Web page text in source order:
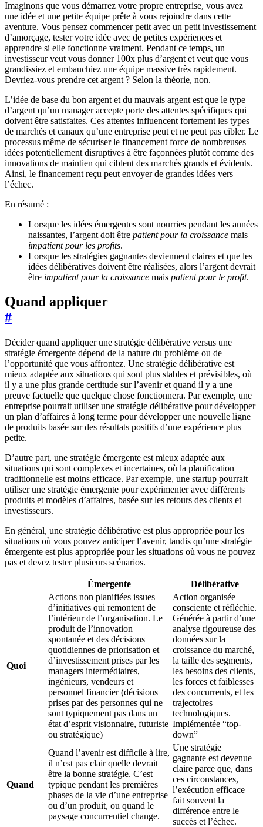
Imaginons que vous démarrez votre propre entreprise, vous avez
une idée et une petite équipe prête à vous rejoindre dans cette
aventure. Vous pensez commencer petit avec un petit investissement
d’amorçage, tester votre idée avec de petites expériences et
apprendre si elle fonctionne vraiment. Pendant ce temps, un
investisseur veut vous donner 100x plus d’argent et veut que vous
grandissiez et embauchiez une équipe massive très rapidement.
Devriez-vous prendre cet argent ? Selon la théorie, non.
L’idée de base du bon argent et du mauvais argent est que le type
d’argent qu’un manager accepte porte des attentes spécifiques qui
doivent être satisfaites. Ces attentes influencent fortement les types
de marchés et canaux qu’une entreprise peut et ne peut pas cibler. Le
processus même de sécuriser le financement force de nombreuses
idées potentiellement disruptives à être façonnées plutôt comme des
innovations de maintien qui ciblent des marchés grands et évidents.
Ainsi, le financement reçu peut envoyer de grandes idées vers
l’échec.
En résumé :
Lorsque les idées émergentes sont nourries pendant les années
naissantes, l’argent doit être patient pour la croissance mais
impatient pour les profits.
Lorsque les stratégies gagnantes deviennent claires et que les
idées délibératives doivent être réalisées, alors l’argent devrait
être impatient pour la croissance mais patient pour le profit.
Quand appliquer
#
Décider quand appliquer une stratégie délibérative versus une
stratégie émergente dépend de la nature du problème ou de
l’opportunité que vous affrontez. Une stratégie délibérative est
mieux adaptée aux situations qui sont plus stables et prévisibles, où
il y a une plus grande certitude sur l’avenir et quand il y a une
preuve factuelle que quelque chose fonctionnera. Par exemple, une
entreprise pourrait utiliser une stratégie délibérative pour développer
un plan d’affaires à long terme pour développer une nouvelle ligne
de produits basée sur des résultats positifs d’une expérience plus
petite.
D’autre part, une stratégie émergente est mieux adaptée aux
situations qui sont complexes et incertaines, où la planification
traditionnelle est moins efficace. Par exemple, une startup pourrait
utiliser une stratégie émergente pour expérimenter avec différents
produits et modèles d’affaires, basée sur les retours des clients et
investisseurs.
En général, une stratégie délibérative est plus appropriée pour les
situations où vous pouvez anticiper l’avenir, tandis qu’une stratégie
émergente est plus appropriée pour les situations où vous ne pouvez
pas et devez tester plusieurs scénarios.
Émergente Délibérative
Quoi
Actions non planifiées issues
d’initiatives qui remontent de
l’intérieur de l’organisation. Le
produit de l’innovation
spontanée et des décisions
quotidiennes de priorisation et
d’investissement prises par les
managers intermédiaires,
ingénieurs, vendeurs et
personnel financier (décisions
prises par des personnes qui ne
sont typiquement pas dans un
état d’esprit visionnaire, futuriste
ou stratégique)
Action organisée
consciente et réfléchie.
Générée à partir d’une
analyse rigoureuse des
données sur la
croissance du marché,
la taille des segments,
les besoins des clients,
les forces et faiblesses
des concurrents, et les
trajectoires
technologiques.
Implémentée “top-
down”
Quand
Quand l’avenir est difficile à lire,
il n’est pas clair quelle devrait
être la bonne stratégie. C’est
typique pendant les premières
phases de la vie d’une entreprise
ou d’un produit, ou quand le
paysage concurrentiel change.
Une stratégie
gagnante est devenue
claire parce que, dans
ces circonstances,
l’exécution efficace
fait souvent la
différence entre le
succès et l’échec.